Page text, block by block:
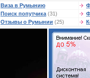
Виза в Румынию
Поиск попутчика (31)
Отзывы о Румынии (25)